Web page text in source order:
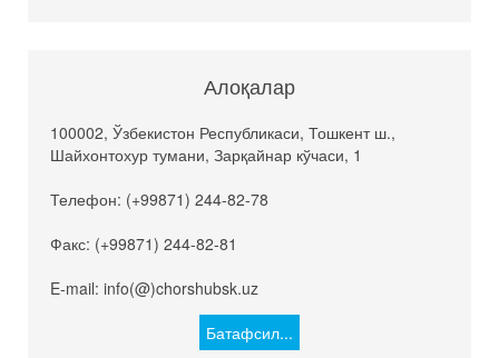
Алоқалар
100002, Ўзбекистон Республикаси, Тошкент ш.,
Шайхонтохур тумани, Зарқайнар кўчаси, 1
Телефон: (+99871) 244-82-78
Факс: (+99871) 244-82-81
E-mail: info(@)chorshubsk.uz
Батафсил...